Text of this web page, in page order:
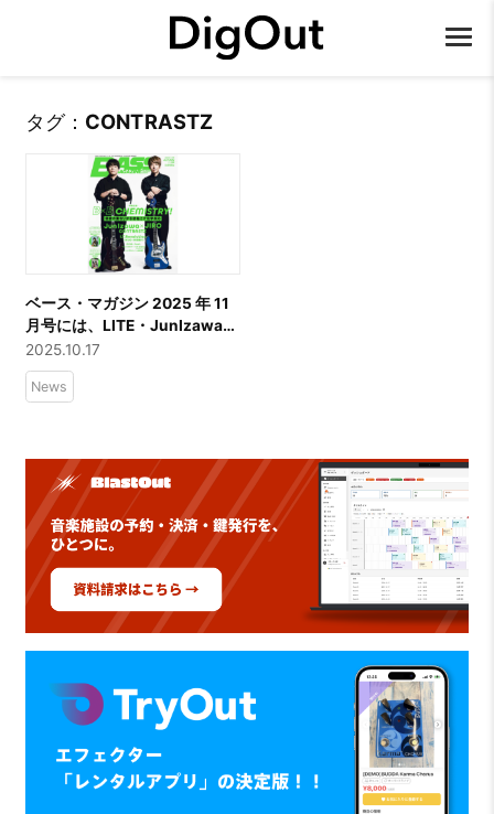
タグ： CONTRASTZ
ベース・マガジン 2025 年 11
月号には、LITE・JunIzawa
と GLAY・JIRO によるツイ
ン・ベース・バン
ド“CONTRASTZ”が表紙巻頭
2025.10.17
News